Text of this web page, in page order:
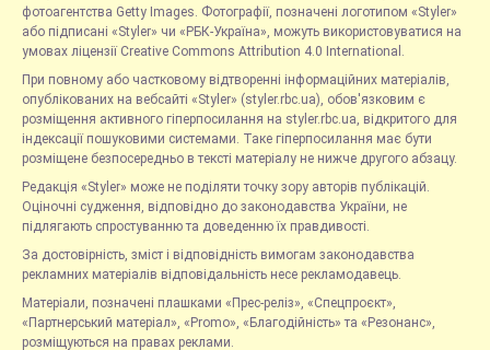
фотоагентства Getty Images. Фотографії, позначені логотипом «Styler»
або підписані «Styler» чи «РБК-Україна», можуть використовуватися на
умовах ліцензії Creative Commons Attribution 4.0 International.
При повному або частковому відтворенні інформаційних матеріалів,
опублікованих на вебсайті «Styler» (styler.rbc.ua), обов'язковим є
розміщення активного гіперпосилання на styler.rbc.ua, відкритого для
індексації пошуковими системами. Таке гіперпосилання має бути
розміщене безпосередньо в тексті матеріалу не нижче другого абзацу.
Редакція «Styler» може не поділяти точку зору авторів публікацій.
Оціночні судження, відповідно до законодавства України, не
підлягають спростуванню та доведенню їх правдивості.
За достовірність, зміст і відповідність вимогам законодавства
рекламних матеріалів відповідальність несе рекламодавець.
Матеріали, позначені плашками «Прес-реліз», «Спецпроєкт»,
«Партнерський матеріал», «Promo», «Благодійність» та «Резонанс»,
розміщуються на правах реклами.